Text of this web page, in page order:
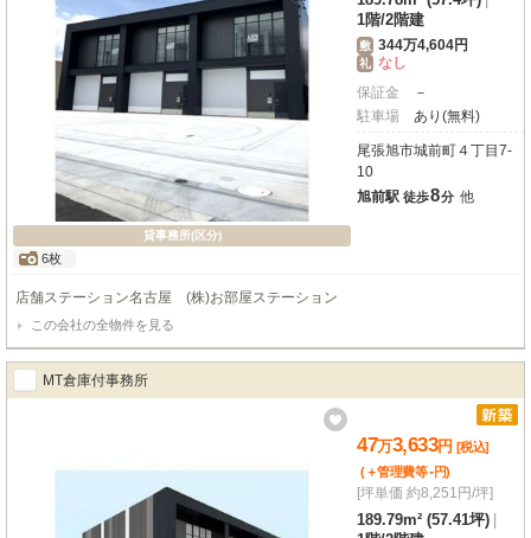
貸事務所(区分)
6枚
1階/2階建
敷 344万4,604円
礼 なし
保証金
－
駐車場
あり(無料)
尾張旭市城前町４丁目7-
10
旭前駅 徒歩8分 他
店舗ステーション名古屋 (株)お部屋ステーション
この会社の全物件を見る
MT倉庫付事務所
47万3,633円 [税込]
(＋管理費等-円)
[坪単価 約8,251円/坪]
189.79m² (57.41坪)